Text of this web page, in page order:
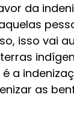
da
isso vai
a
as